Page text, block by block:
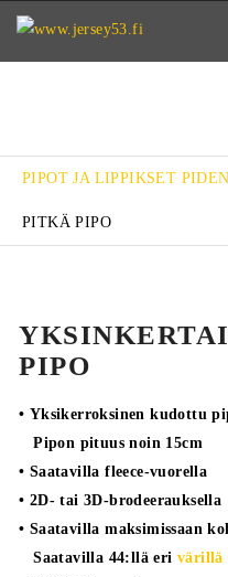
PIPOT JA LIPPIKSET
PITKÄ PIPO
PIPO
• Yksikerroksinen kudottu
Pipon pituus noin 15cm
• Saatavilla fleece-vuorella
• 2D- tai 3D-brodeerauksella
• Saatavilla maksimissaan
Saatavilla 44:llä eri värillä